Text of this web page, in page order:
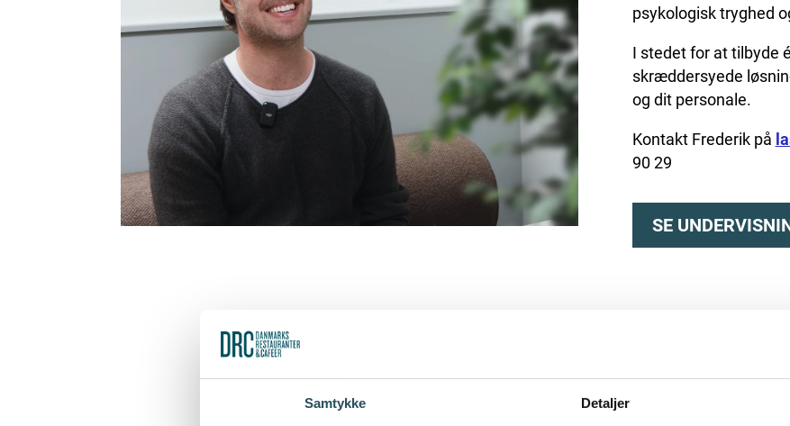
Samtykke Detaljer
psykologisk tryghed
I stedet for at tilbyde
skræddersyede
og dit personale.
Kontakt Frederik på
90 29
SE